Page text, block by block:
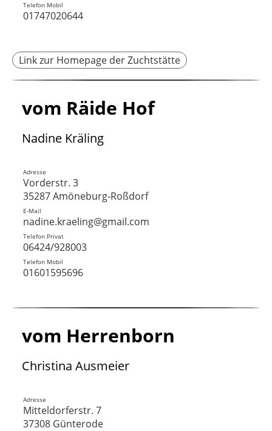
Telefon Mobil
01747020644
Link zur Homepage der Zuchtstätte
vom Räide Hof
Nadine Kräling
Adresse
Vorderstr. 3
35287 Amöneburg-Roßdorf
E-Mail
nadine.kraeling@gmail.com
Telefon Privat
06424/928003
Telefon Mobil
01601595696
vom Herrenborn
Christina Ausmeier
Adresse
Mitteldorferstr. 7
37308 Günterode